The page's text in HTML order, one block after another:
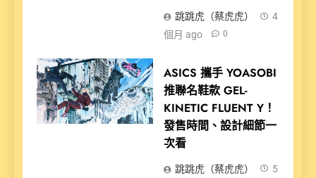
跳跳虎（蔡虎虎）
4
個月 ago
0
ASICS 攜手 YOASOBI
推聯名鞋款 GEL-
KINETIC FLUENT Y！
發售時間、設計細節一
次看
跳跳虎（蔡虎虎）
5